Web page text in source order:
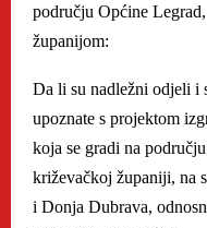
području Općine
županijom:
Da li su nadležni odjeli i
upoznate s projektom
koja se gradi na
križevačkoj županiji, na
i Donja Dubrava,